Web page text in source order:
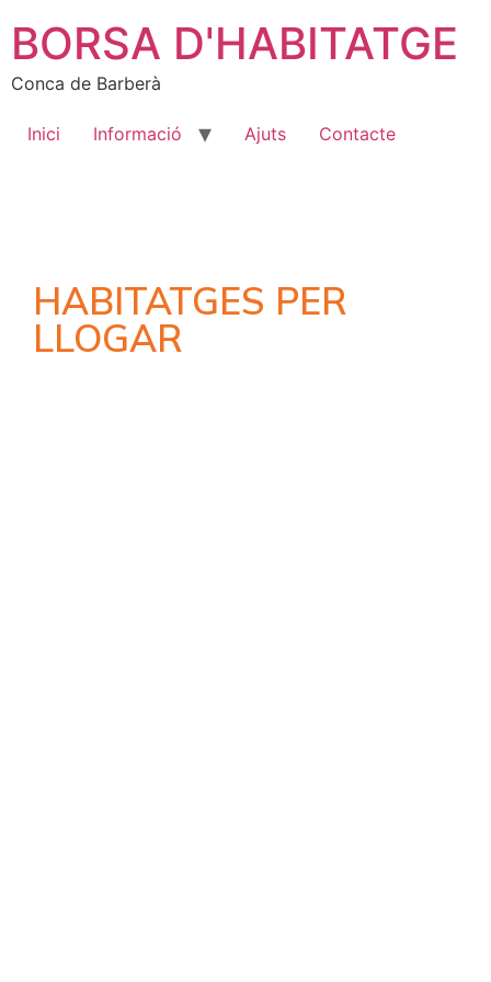
BORSA D'HABITATGE
Conca de Barberà
Inici Informació Ajuts Contacte
HABITATGES PER
LLOGAR